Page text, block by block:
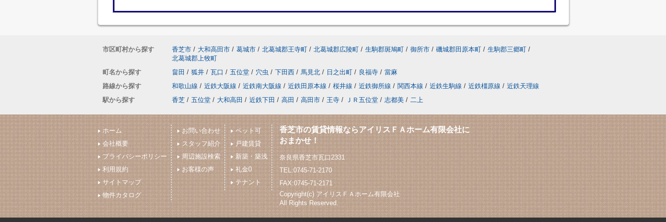
市区町村から探す 香芝市 / 大和高田市 / 葛城市 / 北葛城郡王寺町 / 北葛城郡広陵町 / 生駒郡斑鳩町 / 御所市 / 磯城郡田原本町 / 生駒郡三郷町 /
北葛城郡上牧町
町名から探す
畠田 / 狐井 / 瓦口 / 五位堂 / 穴虫 / 下田西 / 馬見北 / 日之出町 / 良福寺 / 當麻
路線から探す
和歌山線 / 近鉄大阪線 / 近鉄南大阪線 / 近鉄田原本線 / 桜井線 / 近鉄御所線 / 関西本線 / 近鉄生駒線 / 近鉄橿原線 / 近鉄天理線
駅から探す
香芝 / 五位堂 / 大和高田 / 近鉄下田 / 高田 / 高田市 / 王寺 / ＪＲ五位堂 / 志都美 / 二上
ホーム
会社概要
プライバシーポリシー
利用規約
サイトマップ
物件カタログ
お問い合わせ
スタッフ紹介
周辺施設検索
お客様の声
ペット可
戸建賃貸
新築・築浅
礼金0
テナント
香芝市の賃貸情報ならアイリスＦＡホーム有限会社に
おまかせ！
奈良県香芝市瓦口2331
TEL:0745-71-2170
FAX:0745-71-2171
Copyright(c) アイリスＦＡホーム有限会社
All Rights Reserved.